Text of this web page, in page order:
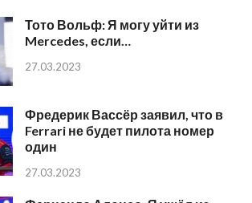
Тото Вольф: Я могу уйти из
Mercedes, если…
27.03.2023
Фредерик Вассёр заявил, что в
Ferrari не будет пилота номер
один
27.03.2023